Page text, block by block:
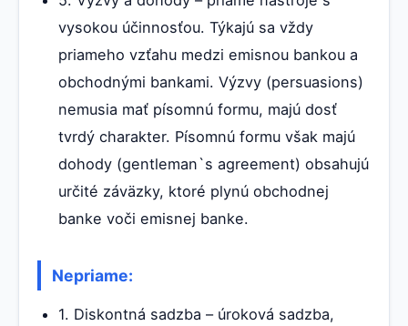
vysokou účinnosťou. Týkajú sa vždy
priameho vzťahu medzi emisnou bankou a
obchodnými bankami. Výzvy (persuasions)
nemusia mať písomnú formu, majú dosť
tvrdý charakter. Písomnú formu však majú
dohody (gentleman`s agreement) obsahujú
určité záväzky, ktoré plynú obchodnej
banke voči emisnej banke.
Nepriame:
1. Diskontná sadzba – úroková sadzba,